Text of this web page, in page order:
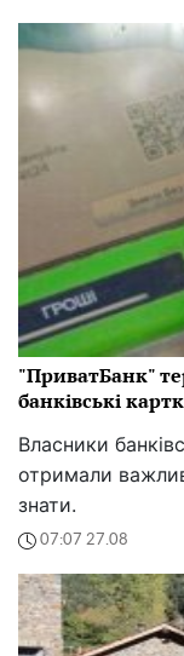
"ПриватБанк"
банківські
Власники
отримали
знати.
07:07 27.08